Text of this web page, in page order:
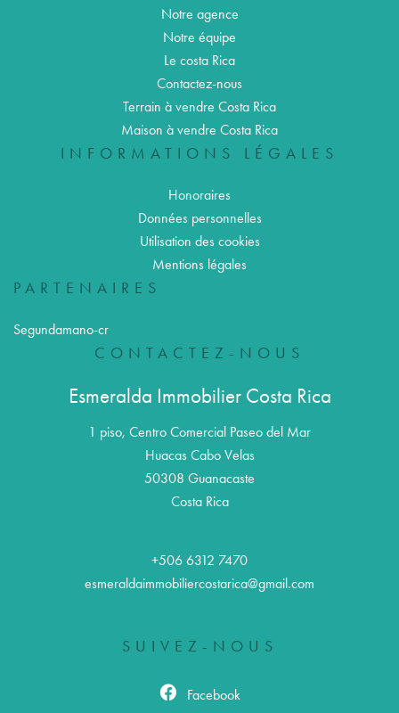
Notre agence
Notre équipe
Le costa Rica
Contactez-nous
Terrain à vendre Costa Rica
Maison à vendre Costa Rica
INFORMATIONS LÉGALES
Honoraires
Données personnelles
Utilisation des cookies
Mentions légales
PARTENAIRES
Segundamano-cr
CONTACTEZ-NOUS
Esmeralda Immobilier Costa Rica
1 piso, Centro Comercial Paseo del Mar
Huacas Cabo Velas
50308 Guanacaste
Costa Rica
+506 6312 7470
esmeraldaimmobiliercostarica@gmail.com
SUIVEZ-NOUS
Facebook